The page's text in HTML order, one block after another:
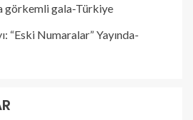
görkemli gala-Türkiye
“Eski Numaralar” Yayında-